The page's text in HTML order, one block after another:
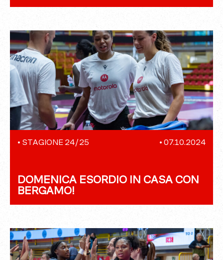
• STAGIONE 24/25 • 07.10.2024
DOMENICA ESORDIO IN CASA CON
BERGAMO!